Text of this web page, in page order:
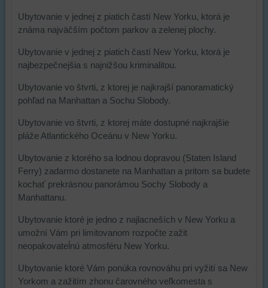
Ubytovanie v jednej z piatich častí New Yorku, ktorá je
známa najväčším počtom parkov a zelenej plochy.
Ubytovanie v jednej z piatich častí New Yorku, ktorá je
najbezpečnejšia s najnižšou kriminalitou.
Ubytovanie vo štvrti, z ktorej je najkrajší panoramatický
pohľad na Manhattan a Sochu Slobody.
Ubytovanie vo štvrti, z ktorej máte dostupné najkrajšie
pláže Atlantického Oceánu v New Yorku.
Ubytovanie z ktorého sa lodnou dopravou (Staten Island
Ferry) zadarmo dostanete na Manhattan a pritom sa budete
kochať prekrásnou panorámou Sochy Slobody a
Manhattanu.
Ubytovanie ktoré je jedno z najlacneších v New Yorku a
umožní Vám pri limitovanom rozpočte zažit
neopakovateĺnú atmosféru New Yorku.
Ubytovanie ktoré Vám ponúka rovnováhu pri vyžití sa New
Yorkom a zažitím zhonu čarovného veľkomesta s